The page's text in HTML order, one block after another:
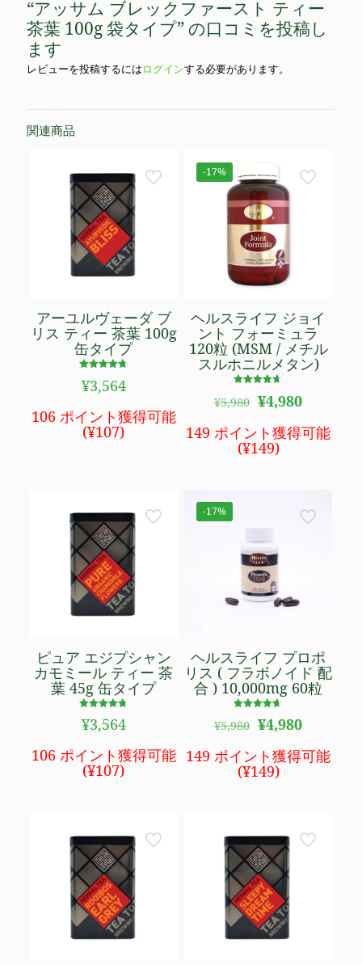
“アッサム ブレックファースト ティー
茶葉 100g 袋タイプ” の口コミを投稿し
ます
レビューを投稿するにはログインする必要があります。
関連商品
アーユルヴェーダ ブ
リス ティー 茶葉 100g
缶タイプ
4.67
の評価
¥3,564
106 ポイント獲得可能
(¥107)
-17%
ヘルスライフ ジョイ
ント フォーミュラ
120粒 (MSM / メチル
スルホニルメタン)
4.58
¥5,980 元
価
格
¥4,980現
の
価
で
す。
149 ポイント獲得可能
(¥149)
ピュア エジプシャン
カモミール ティー 茶
葉 45g 缶タイプ
4.69
の評価
¥3,564
106 ポイント獲得可能
(¥107)
-17%
ヘルスライフ プロポ
リス ( フラボノイド 配
合 ) 10,000mg 60粒
4.60
¥5,980 元
価
格
し
た。
¥4,980現
の
価
で
す。
149 ポイント獲得可能
(¥149)